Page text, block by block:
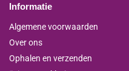
Informatie
Algemene voorwaarden
Over ons
Ophalen en verzenden